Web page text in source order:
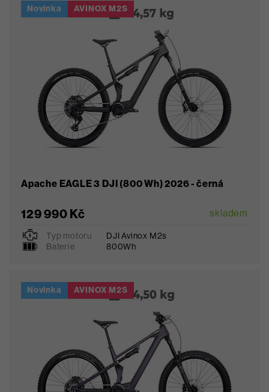
Novinka AVINOX M2S
Apache EAGLE 3 DJI (800 Wh) 2026 - černá
129 990 Kč skladem
Typ motoru
DJI Avinox M2s
Baterie
800Wh
S M
Novinka AVINOX M2S